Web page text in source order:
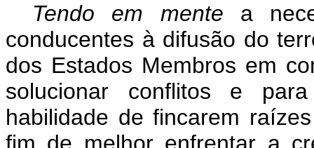
Tendo em mente a
conducentes à difusão do
dos Estados Membros em
solucionar conflitos e
habilidade de fincarem